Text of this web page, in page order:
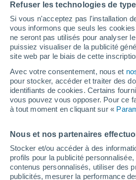
Refuser les technologies de
Si vous n'acceptez pas l'installation
vous informons que seuls les
ne seront pas utilisés pour analyser
puissiez visualiser de la publicité
site web par le biais de cette
Avec votre consentement, nous et
pour stocker, accéder et traiter des
identifiants de cookies. Certains
vous pouvez vous opposer. Pour ce
à tout moment en cliquant sur «
Nous et nos partenaires
Stocker et/ou accéder à des
profils pour la publicité
contenus personnalisés, utiliser des
publicités, mesurer la performance
Sensation de 29°
Actualité
Le
Météo 1 - 7 jours Heure
7 Août
70%
8 Août
80%